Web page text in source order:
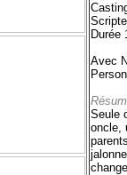
Durée
Avec
Seule
oncle,